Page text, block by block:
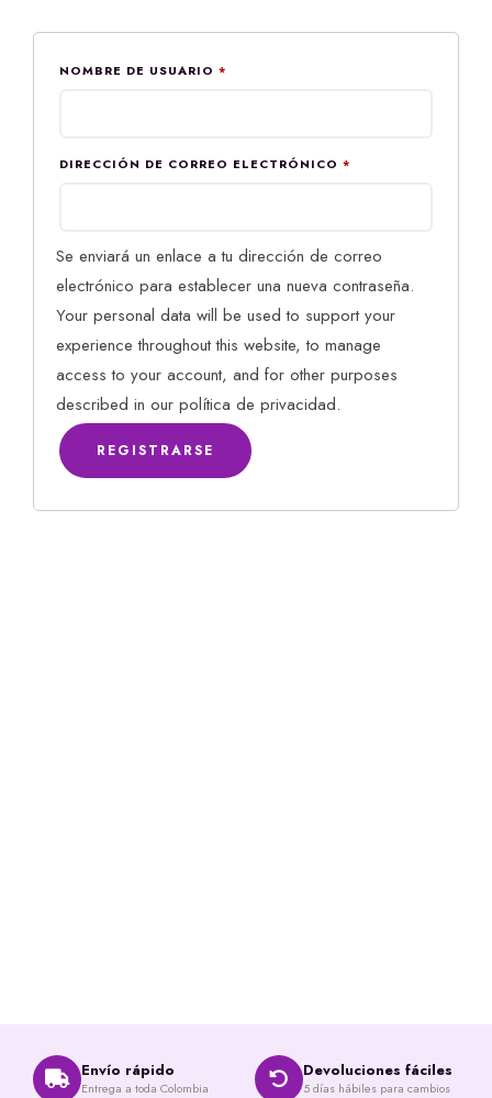
NOMBRE DE USUARIO *
DIRECCIÓN DE CORREO ELECTRÓNICO *
Se enviará un enlace a tu dirección de correo
electrónico para establecer una nueva contraseña.
Your personal data will be used to support your
experience throughout this website, to manage
access to your account, and for other purposes
described in our política de privacidad.
REGISTRARSE
Envío rápido
Entrega a toda Colombia
Devoluciones fáciles
5 días hábiles para cambios